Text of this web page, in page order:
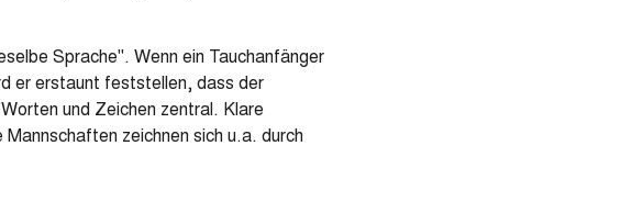
Sprache". Wenn ein Tauchanfänger
er erstaunt feststellen, dass der
und Zeichen zentral. Klare
zeichnen sich u.a. durch